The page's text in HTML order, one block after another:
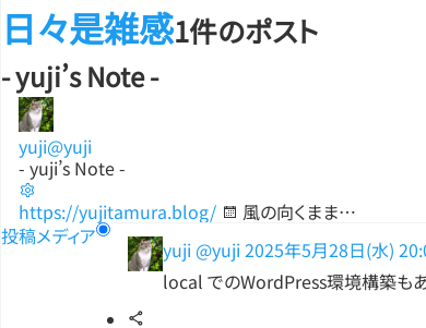
日々是雑感1件のポスト
- yuji’s Note -
yuji@yuji
- yuji’s Note -
https://yujitamura.blog/
風の向くまま…
投稿メディア
yuji @yuji2025年5月28日(水)
local でのWordPress環境構築もあ